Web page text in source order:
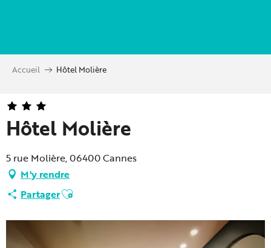
principal
Accueil Hôtel Molière
Hôtel Molière
5 rue Molière, 06400 Cannes
M'y rendre
PartagerAjouter aux favoris